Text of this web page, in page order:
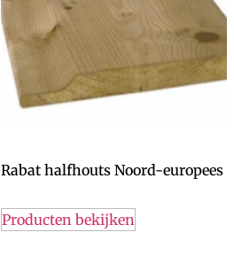
Rabat halfhouts Noord-europees
Producten bekijken